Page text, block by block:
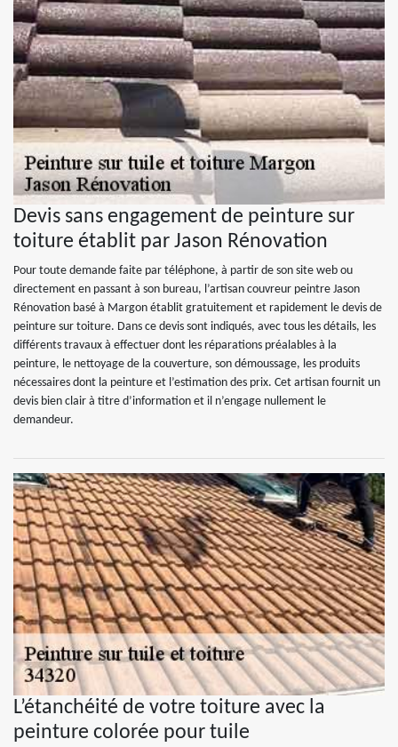
Devis sans engagement de peinture sur
toiture établit par Jason Rénovation
Pour toute demande faite par téléphone, à partir de son site web ou
directement en passant à son bureau, l’artisan couvreur peintre Jason
Rénovation basé à Margon établit gratuitement et rapidement le devis de
peinture sur toiture. Dans ce devis sont indiqués, avec tous les détails, les
différents travaux à effectuer dont les réparations préalables à la
peinture, le nettoyage de la couverture, son démoussage, les produits
nécessaires dont la peinture et l’estimation des prix. Cet artisan fournit un
devis bien clair à titre d’information et il n’engage nullement le
demandeur.
L’étanchéité de votre toiture avec la
peinture colorée pour tuile